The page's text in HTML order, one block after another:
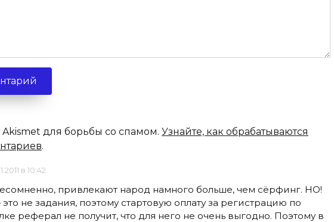
Akismet для борьбы со спамом. Узнайте, как обрабатываются
.
в 10:42
привлекают народ намного больше, чем сёрфинг. НО!
не задания, поэтому стартовую оплату за регистрацию по
реферал не получит, что для него не очень выгодно. Поэтому в